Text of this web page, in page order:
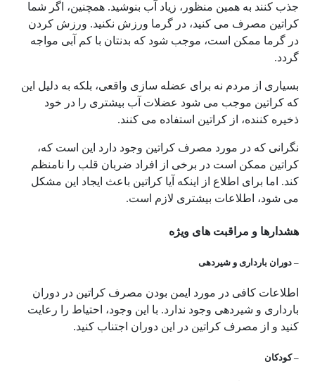
جذب کنند به همین منظور، زیاد آب بنوشید. همچنین، اگر شما
کراتین مصرف می کنید، در گرما ورزش نکنید. ورزش کردن
در گرما ممکن است، موجب شود که بدنتان با کم آبی مواجه
گردد.
بسیاری از مردم نه برای عضله سازی واقعی، بلکه به دلیل این
که کراتین موجب می شود عضلات آب بیشتری را در خود
ذخیره کننده، از کراتین استفاده می کنند.
نگرانی که در مورد مصرف کراتین وجود دارد این است که،
کراتین ممکن است در برخی از افراد ضربان قلب را نامنظم
کند. اما برای اطلاع از اینکه آیا کراتین باعث ایجاد این مشکل
می شود، اطلاعات بیشتری لازم است.
هشدارها و مراقبت های ویژه
– دوران بارداری و شیردهی
اطلاعات کافی در مورد ایمن بودن مصرف کراتین در دوران
بارداری و شیردهی وجود ندارد. با این وجود، احتیاط را رعایت
کنید و از مصرف کراتین در این دوران اجتناب کنید.
– کودکان